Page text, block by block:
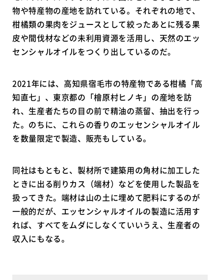
物や特産物の産地を訪れている。それぞれの地で、
柑橘類の果肉をジュースとして絞ったあとに残る果
皮や間伐材などの未利用資源を活用し、天然のエッ
センシャルオイルをつくり出しているのだ。
2021年には、高知県宿毛市の特産物である柑橘「高
知直七」、東京都の「檜原村ヒノキ」の産地を訪
れ、生産者たちの目の前で精油の蒸留、抽出を行っ
た。のちに、これらの香りのエッセンシャルオイル
を数量限定で製造、販売もしている。
同社はもともと、製材所で建築用の角材に加工した
ときに出る削りカス（端材）などを使用した製品を
扱ってきた。端材は山の土に埋めて肥料にするのが
一般的だが、エッセンシャルオイルの製造に活用す
れば、すべてをムダにしなくていいうえ、生産者の
収入にもなる。